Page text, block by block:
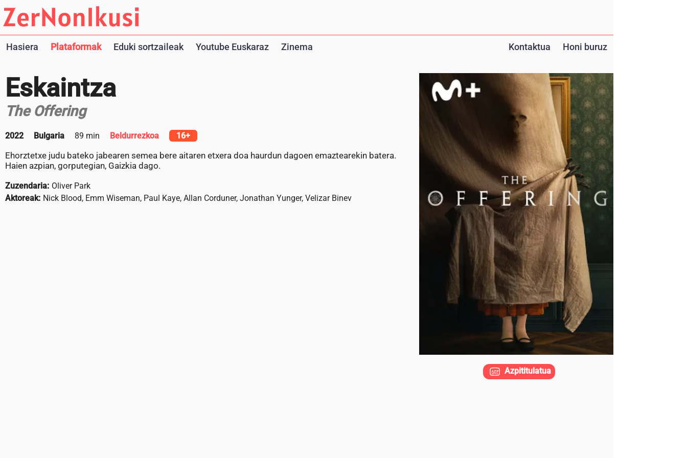
Hasiera Plataformak Eduki sortzaileak Youtube Euskaraz Zinema Kontaktua Honi buruz
Eskaintza
The Offering
2022 Bulgaria 89 min Beldurrezkoa 16+
Ehorztetxe judu bateko jabearen semea bere aitaren etxera doa haurdun dagoen emaztearekin batera.
Haien azpian, gorputegian, Gaizkia dago.
Zuzendaria: Oliver Park
Aktoreak: Nick Blood, Emm Wiseman, Paul Kaye, Allan Corduner, Jonathan Yunger, Velizar Binev
Azpititulatua